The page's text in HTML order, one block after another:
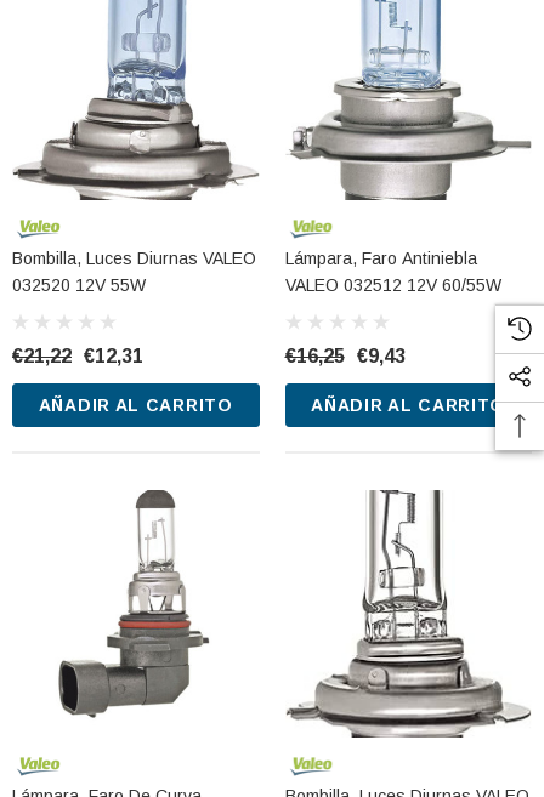
Bombilla, Luces Diurnas VALEO
032520 12V 55W
€21,22 €12,31
AÑADIR AL CARRITO
Lámpara, Faro Antiniebla
VALEO 032512 12V 60/55W
€16,25 €9,43
AÑADIR AL CARRITO